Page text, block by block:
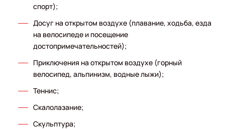
спорт);
Досуг на открытом воздухе (плавание, ходьба, езда
на велосипеде и посещение
достопримечательностей);
Приключения на открытом воздухе (горный
велосипед, альпинизм, водные лыжи);
Теннис;
Скалолазание;
Скульптура;